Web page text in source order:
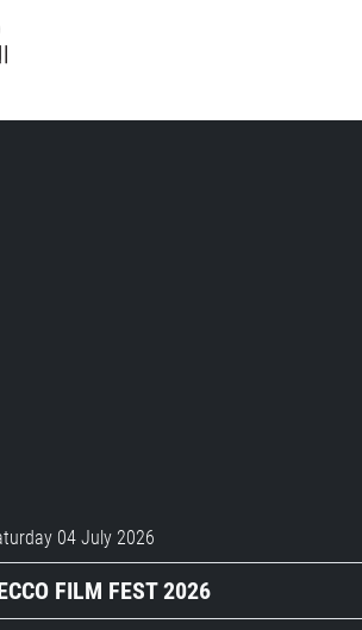
04 July 2026
FILM FEST 2026